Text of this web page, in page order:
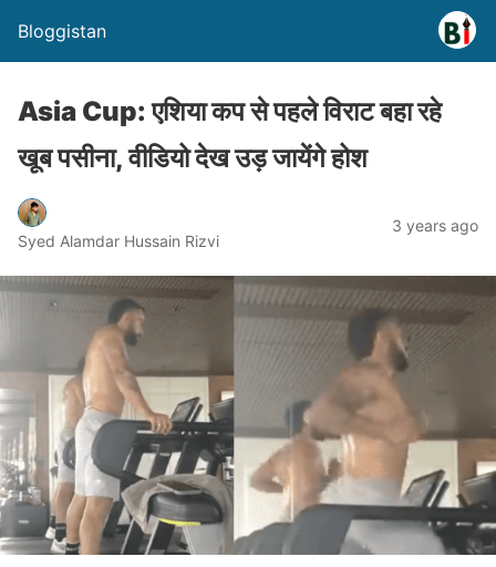
Bloggistan
Asia Cup: एशिया कप से पहले विराट बहा रहे
खूब पसीना, वीडियो देख उड़ जायेंगे होश
Syed Alamdar Hussain Rizvi
3 years ago